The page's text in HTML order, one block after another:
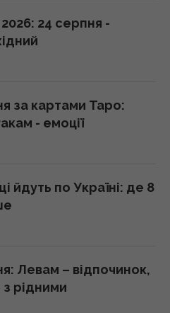
24 серпня -
за картами Таро:
- емоції
йдуть по Україні: де 8
Левам – відпочинок,
з рідними